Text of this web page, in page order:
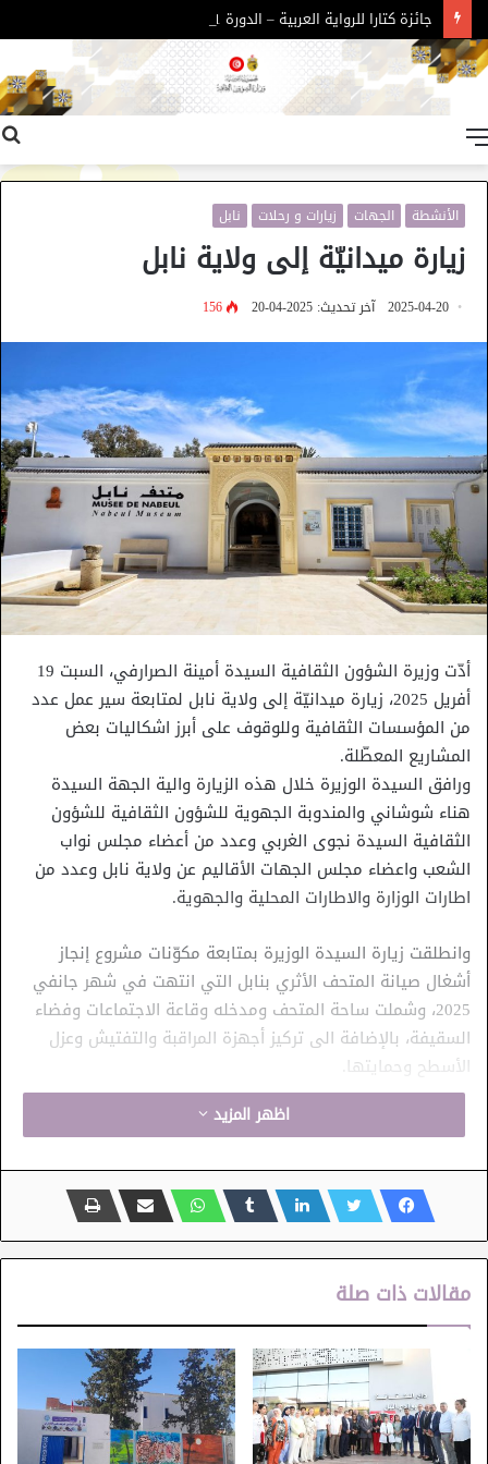
جائزة كتارا للرواية العربية – الدورة 11
الأنشطة الجهات زيارات و رحلات نابل
زيارة ميدانيّة إلى ولاية نابل
2025-04-20 آخر تحديث: 2025-04-20 156
أدّت وزيرة الشؤون الثقافية السيدة أمينة الصرارفي، السبت 19
أفريل 2025، زيارة ميدانيّة إلى ولاية نابل لمتابعة سير عمل عدد
من المؤسسات الثقافية وللوقوف على أبرز اشكاليات بعض
المشاريع المعطّلة.
ورافق السيدة الوزيرة خلال هذه الزيارة والية الجهة السيدة
هناء شوشاني والمندوبة الجهوية للشؤون الثقافية للشؤون
الثقافية السيدة نجوى الغربي وعدد من أعضاء مجلس نواب
الشعب واعضاء مجلس الجهات الأقاليم عن ولاية نابل وعدد من
اطارات الوزارة والاطارات المحلية والجهوية.
وانطلقت زيارة السيدة الوزيرة بمتابعة مكوّنات مشروع إنجاز
أشغال صيانة المتحف الأثري بنابل التي انتهت في شهر جانفي
2025، وشملت ساحة المتحف ومدخله وقاعة الاجتماعات وفضاء
السقيفة، بالإضافة الى تركيز أجهزة المراقبة والتفتيش وعزل
الأسطح وحمايتها.
إثر ذلك، تحوّلت وزيرة الشؤون الثقافية إلى دار الثّقافة نابل،التي
مسرحيًّا أثّثته جمعيّة الصّم والبكم فرع نابل، يحمل عنوان “في
عشق نابل” وهي قصيدة للشاعر الكبير نور الدين صمّود.
ثم تحولت السيدة أمينة الصّرارفي والوفد المرافق لها الى
للمركّب الثقافي نيابوليس الذي يتطلّب تدخّلا عاجلاً لتهيئة بعض
من أجزائه، وأذنت اليييدة الوزيرة بالانطلاق فورًاحتى يستعيد هذا
المركب دوره باعتباره منارةً ثقافيّة وإبداعيّة مهمّة ومتنفّسا
لأبناء الجهة.
وفي إطار تشجيع المبادرات الخاصة في قطاع الثقافة وتشجيع
الشباب الخلاق والمبدع وإيمانا بالتكامل بين القطاعين العام
اظهر المزيد
مقالات ذات صلة